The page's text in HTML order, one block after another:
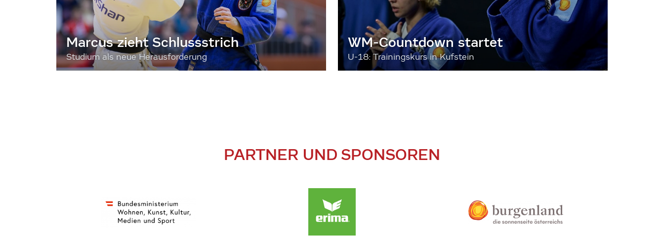
Marcus zieht Schlussstrich
Studium als neue Herausforderung
WM-Countdown startet
U-18: Trainingskurs in Kufstein
PARTNER UND SPONSOREN